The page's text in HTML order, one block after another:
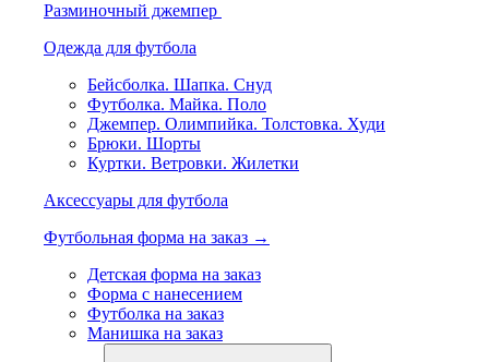
Разминочный джемпер
Одежда для футбола
Бейсболка. Шапка. Снуд
Футболка. Майка. Поло
Джемпер. Олимпийка. Толстовка. Худи
Брюки. Шорты
Куртки. Ветровки. Жилетки
Аксессуары для футбола
Футбольная форма на заказ →
Детская форма на заказ
Форма с нанесением
Футболка на заказ
Манишка на заказ